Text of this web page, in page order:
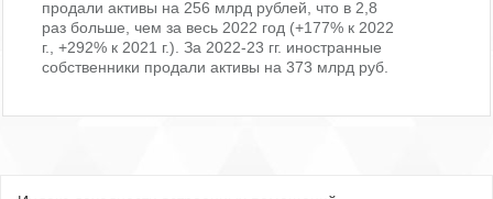
продали активы на 256 млрд рублей, что в 2,8
раз больше, чем за весь 2022 год (+177% к 2022
г., +292% к 2021 г.). За 2022-23 гг. иностранные
собственники продали активы на 373 млрд руб.